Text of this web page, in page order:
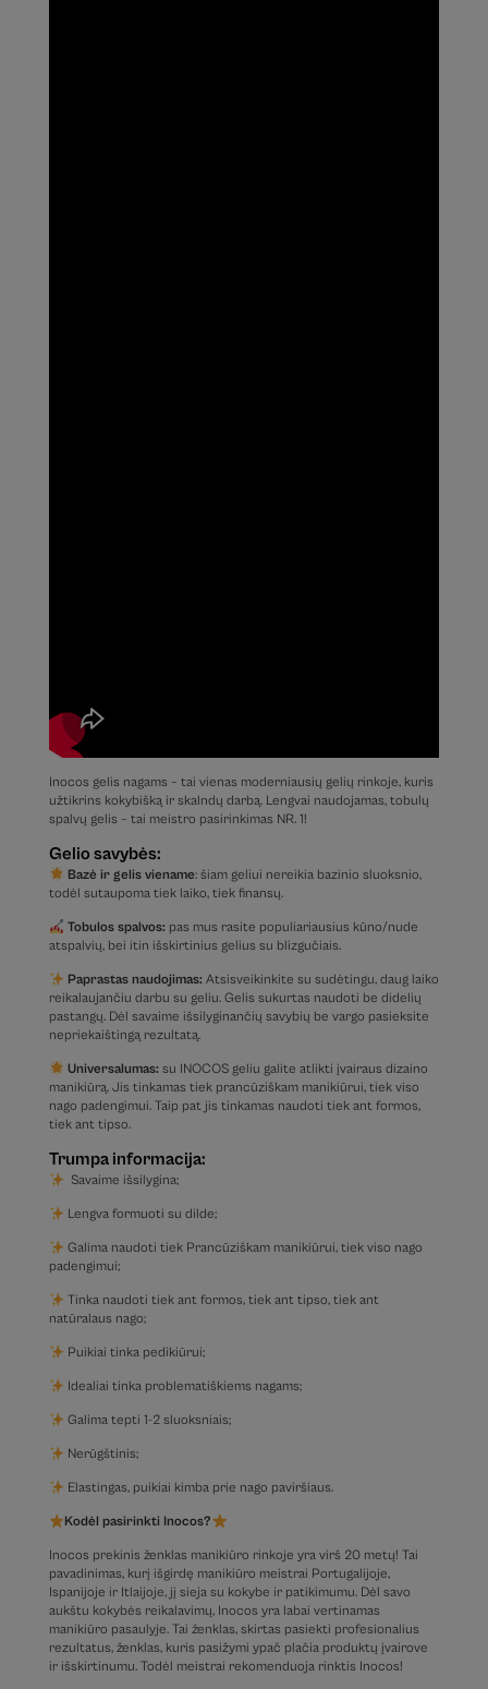
Inocos gelis nagams – tai vienas moderniausių gelių rinkoje, kuris
užtikrins kokybišką ir skalndų darbą. Lengvai naudojamas, tobulų
spalvų gelis – tai meistro pasirinkimas NR. 1!
Gelio savybės:
Bazė ir gelis viename: šiam geliui nereikia bazinio sluoksnio,
todėl sutaupoma tiek laiko, tiek finansų.
Tobulos spalvos: pas mus rasite populiariausius kūno/nude
atspalvių, bei itin išskirtinius gelius su blizgučiais.
Paprastas naudojimas: Atsisveikinkite su sudėtingu, daug laiko
reikalaujančiu darbu su geliu. Gelis sukurtas naudoti be didelių
pastangų. Dėl savaime išsilyginančių savybių be vargo pasieksite
nepriekaištingą rezultatą.
Universalumas: su INOCOS geliu galite atlikti įvairaus dizaino
manikiūrą. Jis tinkamas tiek prancūziškam manikiūrui, tiek viso
nago padengimui. Taip pat jis tinkamas naudoti tiek ant formos,
tiek ant tipso.
Trumpa informacija:
Savaime išsilygina;
Lengva formuoti su dilde;
Galima naudoti tiek Prancūziškam manikiūrui, tiek viso nago
padengimui;
Tinka naudoti tiek ant formos, tiek ant tipso, tiek ant
natūralaus nago;
Puikiai tinka pedikiūrui;
Idealiai tinka problematiškiems nagams;
Galima tepti 1-2 sluoksniais;
Nerūgštinis;
Elastingas, puikiai kimba prie nago paviršiaus.
Kodėl pasirinkti Inocos?
Inocos prekinis ženklas manikiūro rinkoje yra virš 20 metų! Tai
pavadinimas, kurį išgirdę manikiūro meistrai Portugalijoje,
Ispanijoje ir Itlaijoje, jį sieja su kokybe ir patikimumu. Dėl savo
aukštu kokybės reikalavimų, Inocos yra labai vertinamas
manikiūro pasaulyje. Tai ženklas, skirtas pasiekti profesionalius
rezultatus, ženklas, kuris pasižymi ypač plačia produktų įvairove
ir išskirtinumu. Todėl meistrai rekomenduoja rinktis Inocos!